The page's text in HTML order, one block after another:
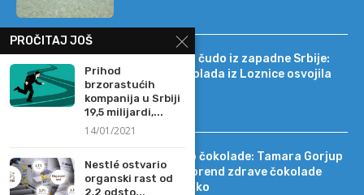
Tehnološko čudo iz zapadne Srbije:
kako je čokolada iz Loznice osvojila
22 tržišta
Od DIF-a do čokolade: Tamara Gorjup
pokrenula brend zdrave čokolade
Kapetan Koko
PROČITAJ JOŠ
Prihod
brzorastućih
kompanija u Srbiji
19,5 milijardi,...
14/01/2021
Nestlé ostvario
organski rast od
2,2 odsto...